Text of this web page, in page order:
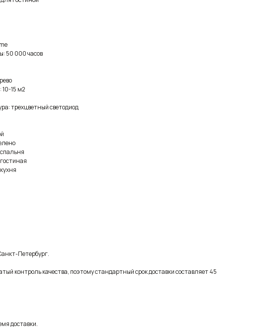
50 000 часов
15 м2
трехцветный светодиод
Петербург.
контроль качества, поэтому стандартный срок доставки составляет 45
доставки.